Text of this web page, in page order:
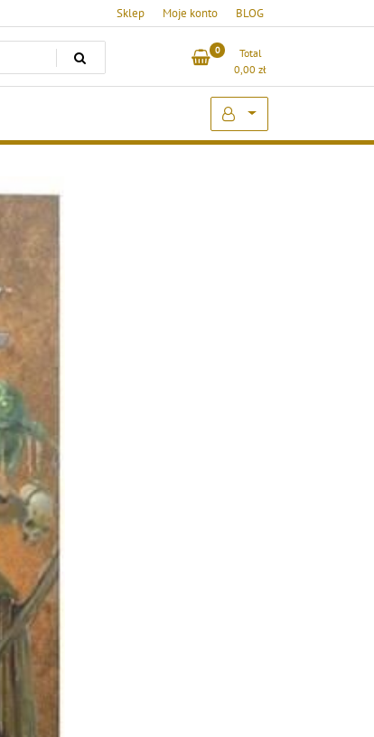
Sklep Moje konto BLOG
0
Total
0,00 zł